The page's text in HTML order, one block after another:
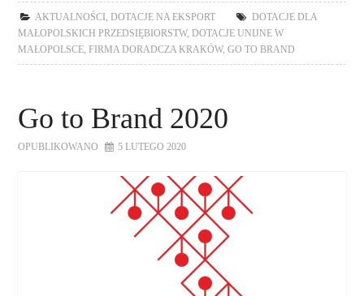
AKTUALNOŚCI ,DOTACJE NA EKSPORT
DOTACJE DLA
MAŁOPOLSKICH PRZEDSIĘBIORSTW,DOTACJE UNIJNE W
MAŁOPOLSCE, FIRMA DORADCZA KRAKÓW,GO TO BRAND
Go to Brand 2020
OPUBLIKOWANO 5 LUTEGO 2020